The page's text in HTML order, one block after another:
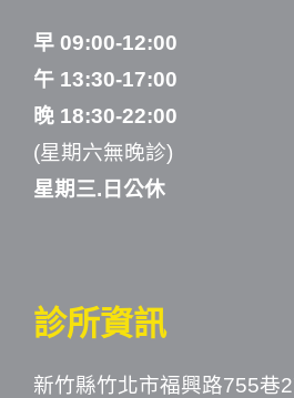
早 09:00-12:00
午 13:30-17:00
晚 18:30-22:00
(星期六無晚診)
星期三.日公休
診所資訊
新竹縣竹北市福興路755巷